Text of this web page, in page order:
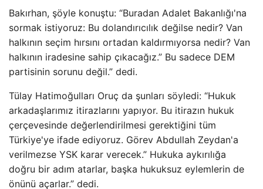
Bakırhan, şöyle konuştu: “Buradan Adalet Bakanlığı'na
sormak istiyoruz: Bu dolandırıcılık değilse nedir? Van
halkının seçim hırsını ortadan kaldırmıyorsa nedir? Van
halkının iradesine sahip çıkacağız.” Bu sadece DEM
partisinin sorunu değil.” dedi.
Tülay Hatimoğulları Oruç da şunları söyledi: “Hukuk
arkadaşlarımız itirazlarını yapıyor. Bu itirazın hukuk
çerçevesinde değerlendirilmesi gerektiğini tüm
Türkiye'ye ifade ediyoruz. Görev Abdullah Zeydan'a
verilmezse YSK karar verecek.” Hukuka aykırılığa
doğru bir adım atarlar, başka hukuksuz eylemlerin de
önünü açarlar.” dedi.